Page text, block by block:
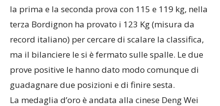
la prima e la seconda prova con 115 e 119 kg, nella
terza Bordignon ha provato i 123 Kg (misura da
record italiano) per cercare di scalare la classifica,
ma il bilanciere le si è fermato sulle spalle. Le due
prove positive le hanno dato modo comunque di
guadagnare due posizioni e di finire sesta.
La medaglia d’oro è andata alla cinese Deng Wei